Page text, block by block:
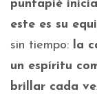
puntapié
este es su
sin tiempo:
la
un espíritu
brillar cada